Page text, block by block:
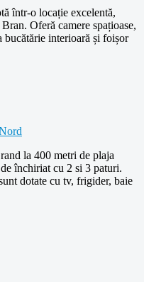
într-o locație excelentă,
Oferă camere spațioase,
bucătărie interioară și foișor
la 400 metri de plaja
închiriat cu 2 si 3 paturi.
dotate cu tv, frigider, baie